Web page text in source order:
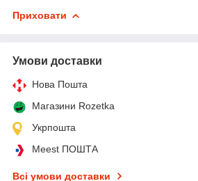
Приховати
Умови доставки
Нова Пошта
Магазини Rozetka
Укрпошта
Meest ПОШТА
Всі умови доставки